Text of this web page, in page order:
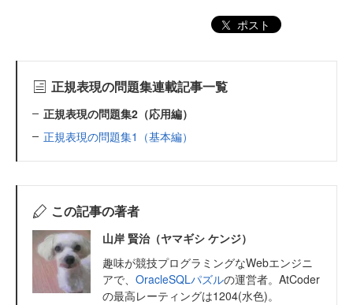
ポスト
正規表現の問題集連載記事一覧
正規表現の問題集2（応用編）
正規表現の問題集1（基本編）
この記事の著者
山岸 賢治（ヤマギシ ケンジ）
趣味が競技プログラミングなWebエンジニ
アで、 OracleSQLパズルの運営者。AtCoder
の最高レーティングは1204(水色)。